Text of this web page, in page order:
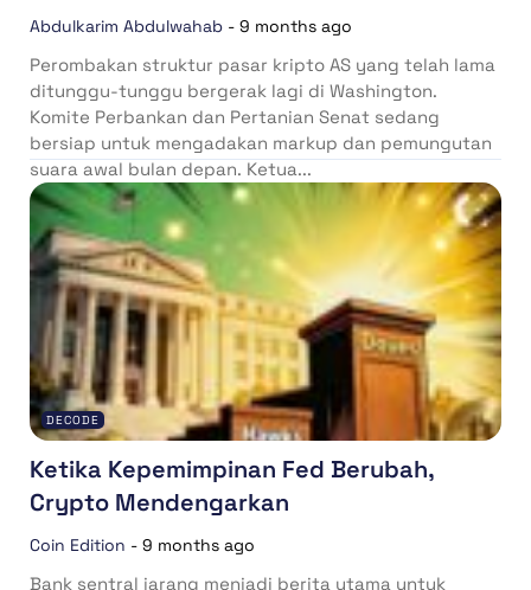
Abdulkarim Abdulwahab - 9 months ago
Perombakan struktur pasar kripto AS yang telah lama
ditunggu-tunggu bergerak lagi di Washington.
Komite Perbankan dan Pertanian Senat sedang
bersiap untuk mengadakan markup dan pemungutan
suara awal bulan depan. Ketua...
DECODE
Ketika Kepemimpinan Fed Berubah,
Crypto Mendengarkan
Coin Edition - 9 months ago
Bank sentral jarang menjadi berita utama untuk